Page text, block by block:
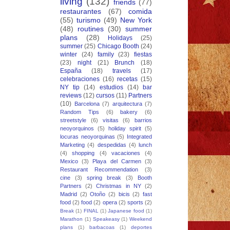
friends (77)
restaurantes
(67)
comida
(55) turismo (49) New York
(48)
routines (30) summer
plans
(28) Holidays
(25)
summer (25) Chicago Booth (24)
winter
(24) family (23)
fiestas
(23)
night (21) Brunch
(18)
España
(18) travels
(17)
celebraciones (16) recetas (15)
NY tip
(14) estudios (14)
bar
reviews (12) cursos (11) Partners
(10) Barcelona (7) arquitectura (7)
Random Tips
(6) bakery
(6)
streetstyle
(6) visitas (6)
barrios
neoyorquinos
(5) holiday spirit (5)
locuras neoyorquinas (5) Integrated
Marketing (4) despedidas (4) lunch
(4)
shopping (4) vacaciones
(4)
Mexico
(3) Playa del Carmen
(3)
Restaurant Recommendation
(3)
cine
(3) spring break (3)
Booth
Partners
(2) Christmas in NY
(2)
Madrid (2) Otoño (2) bicis (2) fast
food (2) food (2) opera (2) sports (2)
Break (1) FINAL (1) Japanese food (1)
Marathon (1) Speakeasy (1) Weekend
plans
(1) barbacoas (1) deportes